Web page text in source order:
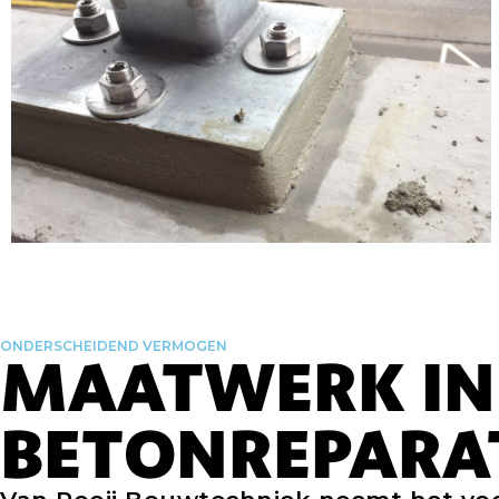
ONDERSCHEIDEND VERMOGEN
MAATWERK IN